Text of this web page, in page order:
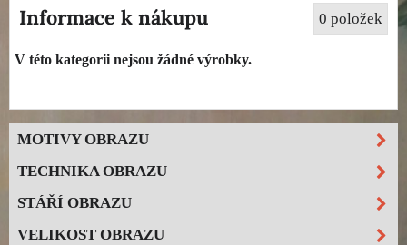
Informace k nákupu 0 položek
MOTIVY OBRAZU
TECHNIKA OBRAZU
STÁŘÍ OBRAZU
VELIKOST OBRAZU